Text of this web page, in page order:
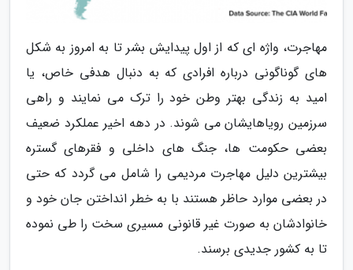
مهاجرت، واژه ای که از اول پیدایش بشر تا به امروز به شکل
های گوناگونی درباره افرادی که به دنبال هدفی خاص، یا
امید به زندگی بهتر وطن خود را ترک می نمایند و راهی
سرزمین رویاهایشان می شوند. در دهه اخیر عملکرد ضعیف
بعضی حکومت ها، جنگ های داخلی و فقرهای گستره
بیشترین دلیل مهاجرت مردیمی را شامل می گردد که حتی
در بعضی موارد حاظر هستند با به خطر انداختن جان خود و
خانوادشان به صورت غیر قانونی مسیری سخت را طی نموده
تا به کشور جدیدی برسند.